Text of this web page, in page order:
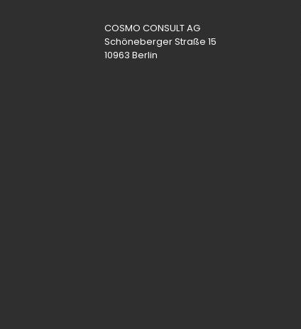
COSMO CONSULT AG
Schöneberger Straße 15
10963 Berlin